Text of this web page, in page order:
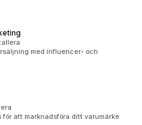
med influencer- och
att marknadsföra ditt varumärke